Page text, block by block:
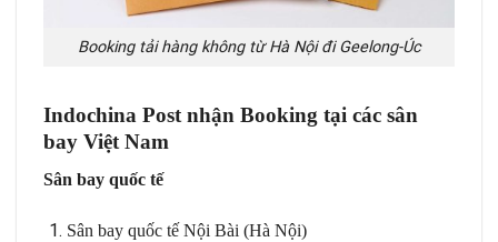
Booking tải hàng không từ Hà Nội đi Geelong-Úc
Indochina Post nhận Booking tại các sân
bay Việt Nam
Sân bay quốc tế
Sân bay quốc tế Nội Bài (Hà Nội)